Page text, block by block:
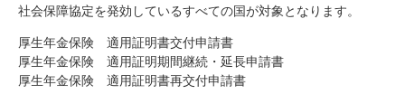
社会保障協定を発効しているすべての国が対象となります。
厚生年金保険 適用証明書交付申請書
厚生年金保険 適用証明期間継続・延長申請書
厚生年金保険 適用証明書再交付申請書